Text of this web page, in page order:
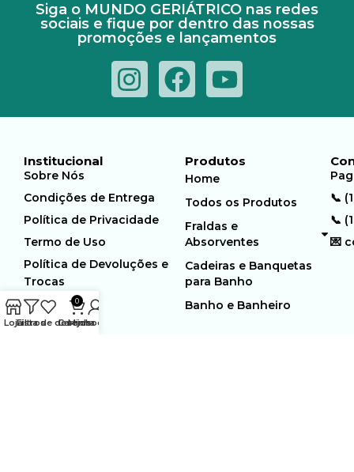
Siga o MUNDO GERIÁTRICO nas redes
sociais e fique por dentro das nossas
promoções e lançamentos
Institucional
Sobre Nós
Condições de Entrega
Política de Privacidade
Termo de Uso
Política de Devoluções e
Trocas
Produtos
Home
Todos os Produtos
Fraldas e
Absorventes
Cadeiras e Banquetas
para Banho
Banho e Banheiro
📞
📞
💌
LojaFiltros
Lista de desejos
0
Carrinho
Minha conta